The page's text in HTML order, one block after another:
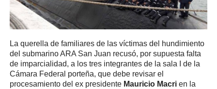
La querella de familiares de las víctimas del hundimiento
del submarino ARA San Juan recusó, por supuesta falta
de imparcialidad, a los tres integrantes de la sala I de la
Cámara Federal porteña, que debe revisar el
procesamiento del ex presidente Mauricio Macri en la